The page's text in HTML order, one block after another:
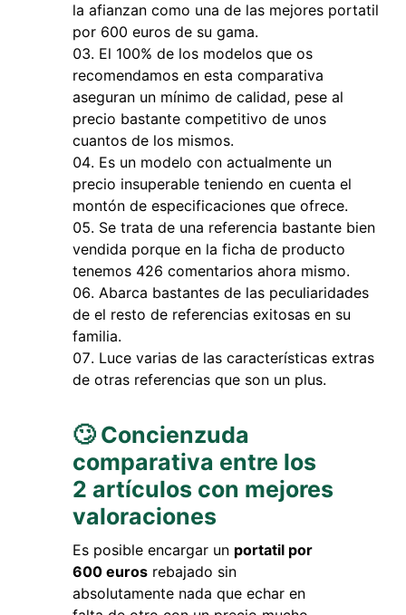
la afianzan como una de las mejores portatil
por 600 euros de su gama.
El 100% de los modelos que os
recomendamos en esta comparativa
aseguran un mínimo de calidad, pese al
precio bastante competitivo de unos
cuantos de los mismos.
Es un modelo con actualmente un
precio insuperable teniendo en cuenta el
montón de especificaciones que ofrece.
Se trata de una referencia bastante bien
vendida porque en la ficha de producto
tenemos 426 comentarios ahora mismo.
Abarca bastantes de las peculiaridades
de el resto de referencias exitosas en su
familia.
Luce varias de las características extras
de otras referencias que son un plus.
🙄 Concienzuda
comparativa entre los
2 artículos con mejores
valoraciones
Es posible encargar un portatil por
600 euros rebajado sin
absolutamente nada que echar en